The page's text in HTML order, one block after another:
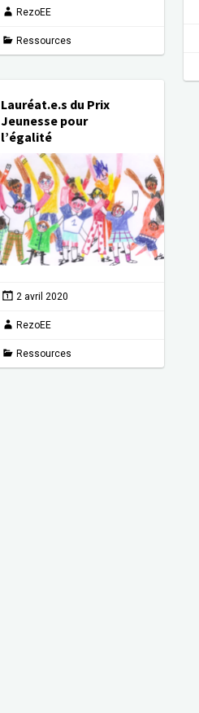
RezoEE
Ressources
Lauréat.e.s du Prix
Jeunesse pour
l’égalité
2 avril 2020
RezoEE
Ressources